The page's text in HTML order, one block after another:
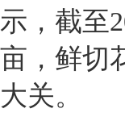
示，截至
亩，鲜切
大关。